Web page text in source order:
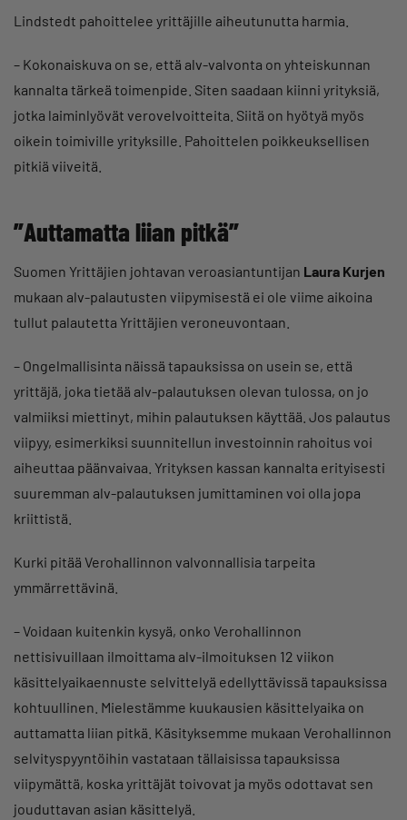
Lindstedt pahoittelee yrittäjille aiheutunutta harmia.
– Kokonaiskuva on se, että alv-valvonta on yhteiskunnan
kannalta tärkeä toimenpide. Siten saadaan kiinni yrityksiä,
jotka laiminlyövät verovelvoitteita. Siitä on hyötyä myös
oikein toimiville yrityksille. Pahoittelen poikkeuksellisen
pitkiä viiveitä.
”Auttamatta liian pitkä”
Suomen Yrittäjien johtavan veroasiantuntijan Laura Kurjen
mukaan alv-palautusten viipymisestä ei ole viime aikoina
tullut palautetta Yrittäjien veroneuvontaan.
– Ongelmallisinta näissä tapauksissa on usein se, että
yrittäjä, joka tietää alv-palautuksen olevan tulossa, on jo
valmiiksi miettinyt, mihin palautuksen käyttää. Jos palautus
viipyy, esimerkiksi suunnitellun investoinnin rahoitus voi
aiheuttaa päänvaivaa. Yrityksen kassan kannalta erityisesti
suuremman alv-palautuksen jumittaminen voi olla jopa
kriittistä.
Kurki pitää Verohallinnon valvonnallisia tarpeita
ymmärrettävinä.
– Voidaan kuitenkin kysyä, onko Verohallinnon
nettisivuillaan ilmoittama alv-ilmoituksen 12 viikon
käsittelyaikaennuste selvittelyä edellyttävissä tapauksissa
kohtuullinen. Mielestämme kuukausien käsittelyaika on
auttamatta liian pitkä. Käsityksemme mukaan Verohallinnon
selvityspyyntöihin vastataan tällaisissa tapauksissa
viipymättä, koska yrittäjät toivovat ja myös odottavat sen
jouduttavan asian käsittelyä.